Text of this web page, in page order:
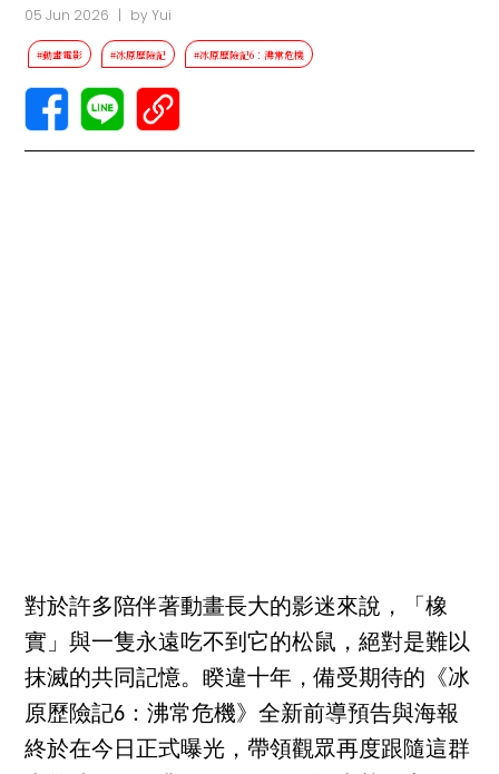
05 Jun 2026 | byYui
#動畫電影 #冰原歷險記 #冰原歷險記6：沸常危機
對於許多陪伴著動畫長大的影迷來說，「橡
實」與一隻永遠吃不到它的松鼠，絕對是難以
抹滅的共同記憶。睽違十年，備受期待的《冰
原歷險記6：沸常危機》全新前導預告與海報
終於在今日正式曝光，帶領觀眾再度跟隨這群